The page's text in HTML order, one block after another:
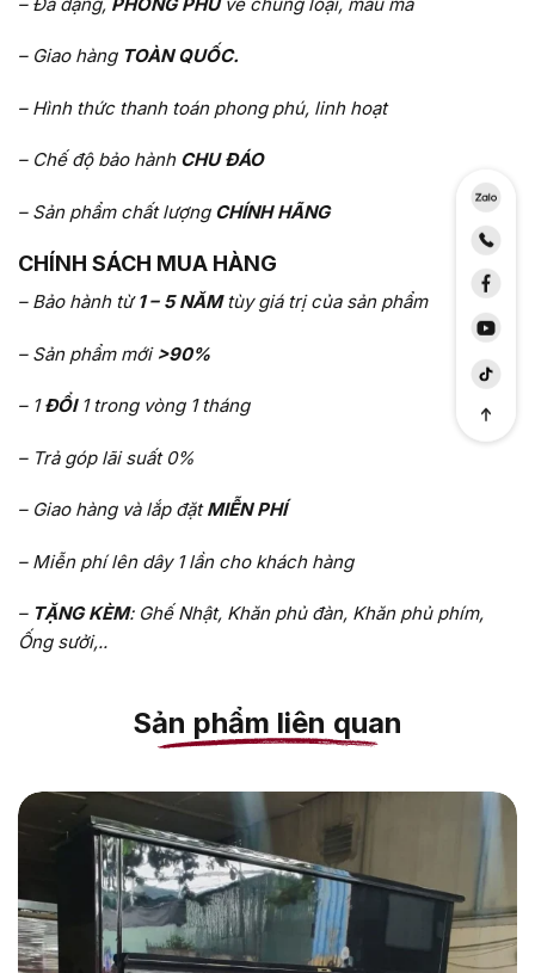
– Giao hàng TOÀN QUỐC.
– Hình thức thanh toán phong phú, linh hoạt
– Chế độ bảo hành CHU ĐÁO
– Sản phẩm chất lượng CHÍNH HÃNG
CHÍNH SÁCH MUA HÀNG
– Bảo hành từ1 – 5 NĂMtùy giá trị của sản phẩm
– Sản phẩm mới >90%
– 1ĐỔI 1 trong vòng 1 tháng
– Trả góp lãi suất 0%
– Giao hàng và lắp đặtMIỄN PHÍ
– Miễn phí lên dây 1 lần cho khách hàng
– TẶNG KÈM: Ghế Nhật, Khăn phủ đàn, Khăn phủ phím,
Ống sưởi,..
Sản phẩm liên quan